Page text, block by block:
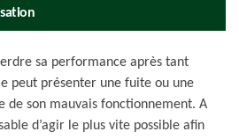
sa performance après tant
peut présenter une fuite ou une
de son mauvais fonctionnement. A
d’agir le plus vite possible afin